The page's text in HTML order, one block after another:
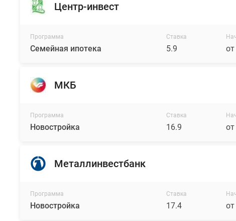
Центр-инвест
Программа
Семейная ипотека
Ставка
5.9
МКБ
Программа
Новостройка
Ставка
16.9
Металлинвестбанк
Программа
Новостройка
Ставка
17.4